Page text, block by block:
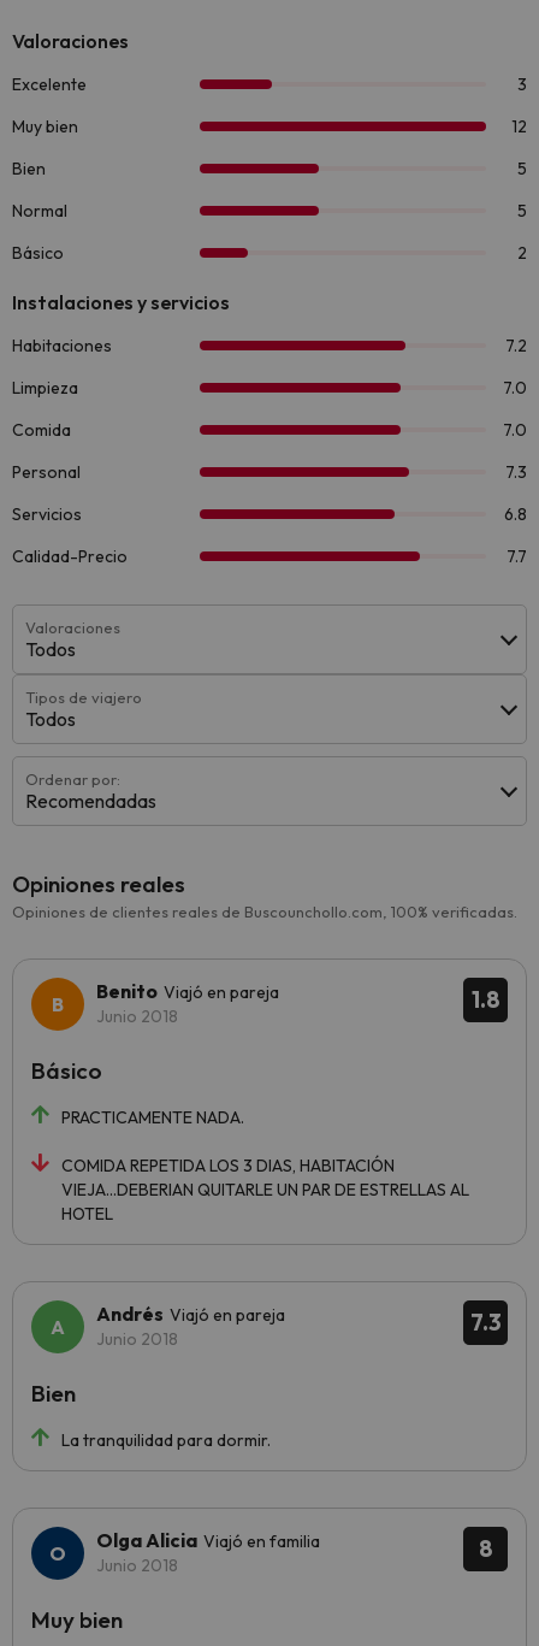
Valoraciones
Todos
Tipos de viajero
Todos
Ordenar por:
Recomendadas
Opiniones reales
Opiniones de clientes reales de Buscounchollo.com, 100% verificadas.
1.8
Benito Viajó en pareja
Junio 2018
PRACTICAMENTE NADA.
COMIDA REPETIDA LOS 3 DIAS, HABITACIÓN
VIEJA...DEBERIAN QUITARLE UN PAR DE ESTRELLAS AL
HOTEL
Básico
7.3
Andrés Viajó en pareja
Junio 2018
La tranquilidad para dormir.
Bien
8
Olga Alicia Viajó en familia
Junio 2018
Muy bien